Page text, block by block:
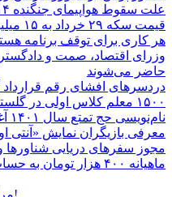
علت سقوط هواپیمای جنگنده F۱۴ در اصفهان مشخص شد
قیمت سکه ۲۹ خرداد به ۱۵ میلیون و ۴۳۰ هزار تومان رسید
هر کاری برای توقف برنامه
حاضر می‌شوند
دردسرهای افشای رقم قرارداد
۱۵۰۰ معلم کلاس اولی در گلستان مشخص شدند
نام‌نویسی حج تمتع سال ۱۴۰۱ آغاز شد
معرفی بازیگران نمایش «آنتی
مجوز سفرهای دریایی شناورها
ماهیانه ۴۰۰ هزار تومان به حساب هر نفر واریز می‌شود
مراقب حواشی «سلول درمانی» باشید!